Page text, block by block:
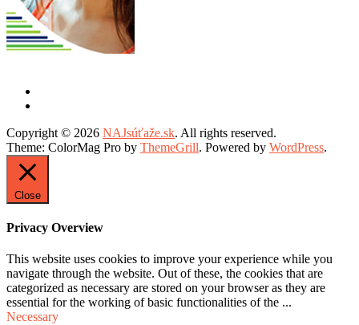
Copyright © 2026 NAJsúťaže.sk. All rights reserved.
Theme: ColorMag Pro by ThemeGrill. Powered by WordPress.
Close
Privacy Overview
This website uses cookies to improve your experience while you
navigate through the website. Out of these, the cookies that are
categorized as necessary are stored on your browser as they are
essential for the working of basic functionalities of the ...
Necessary